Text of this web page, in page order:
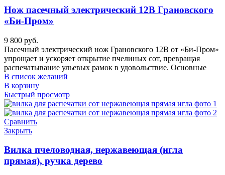
Нож пасечный электрический 12В Грановского
«Би-Пром»
9 800 руб.
Пасечный электрический нож Грановского 12В от «Би-Пром»
упрощает и ускоряет открытие пчелиных сот, превращая
распечатывание ульевых рамок в удовольствие. Основные
В список желаний
В корзину
Быстрый просмотр
Сравнить
Закрыть
Вилка пчеловодная, нержавеющая (игла
прямая), ручка дерево